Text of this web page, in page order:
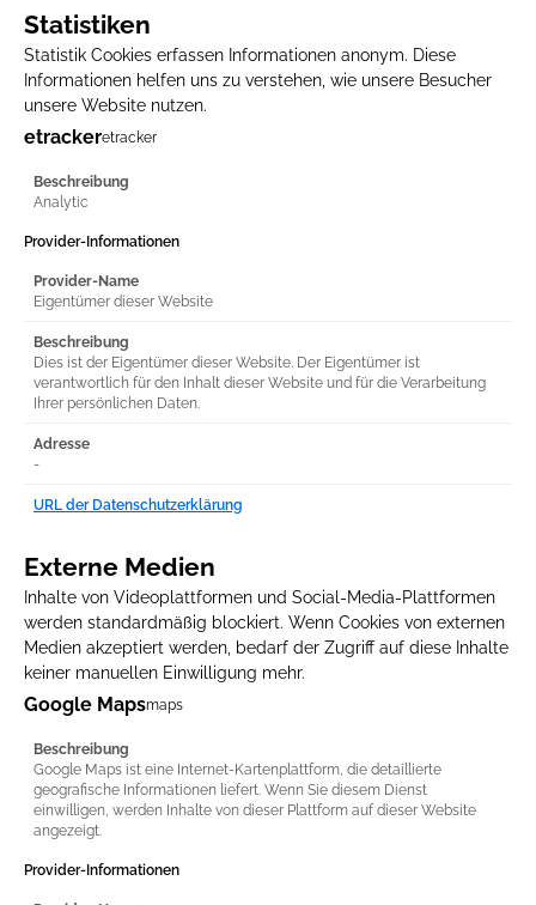
Statistiken
Statistik Cookies erfassen Informationen anonym. Diese
Informationen helfen uns zu verstehen, wie unsere Besucher
unsere Website nutzen.
etrackeretracker
Beschreibung
Analytic
Provider-Informationen
Provider-Name
Eigentümer dieser Website
Beschreibung
Dies ist der Eigentümer dieser Website. Der Eigentümer ist
verantwortlich für den Inhalt dieser Website und für die Verarbeitung
Ihrer persönlichen Daten.
Adresse
-
URL der Datenschutzerklärung
Externe Medien
Inhalte von Videoplattformen und Social-Media-Plattformen
werden standardmäßig blockiert. Wenn Cookies von externen
Medien akzeptiert werden, bedarf der Zugriff auf diese Inhalte
keiner manuellen Einwilligung mehr.
Google Mapsmaps
Beschreibung
Google Maps ist eine Internet-Kartenplattform, die detaillierte
geografische Informationen liefert. Wenn Sie diesem Dienst
einwilligen, werden Inhalte von dieser Plattform auf dieser Website
angezeigt.
Provider-Informationen